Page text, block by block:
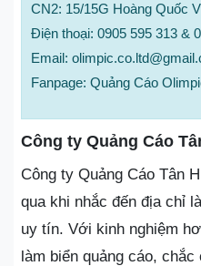
CN2: 15/15G Hoàng Quốc
Điện thoại: 0905 595 313 &
Email:
Fanpage: Quảng Cáo
Công ty Quảng Cáo
Công ty Quảng Cáo Tân
qua khi nhắc đến địa chỉ
uy tín. Với kinh nghiệm
làm biển quảng cáo,